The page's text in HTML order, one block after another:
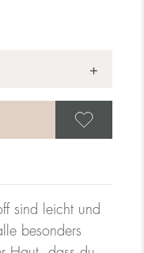
+
sind leicht und
besonders